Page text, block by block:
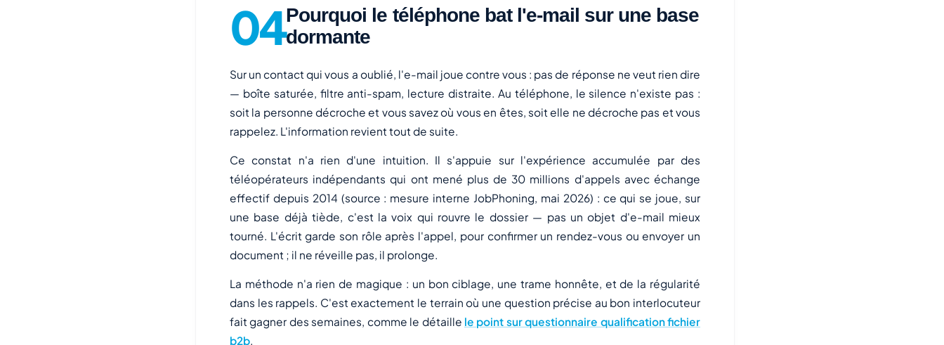
Pourquoi le téléphone bat l'e-mail sur une base
dormante
Sur un contact qui vous a oublié, l'e-mail joue contre vous : pas de réponse ne veut rien dire
— boîte saturée, filtre anti-spam, lecture distraite. Au téléphone, le silence n'existe pas :
soit la personne décroche et vous savez où vous en êtes, soit elle ne décroche pas et vous
rappelez. L'information revient tout de suite.
Ce constat n'a rien d'une intuition. Il s'appuie sur l'expérience accumulée par des
téléopérateurs indépendants qui ont mené plus de 30 millions d'appels avec échange
effectif depuis 2014 (source : mesure interne JobPhoning, mai 2026) : ce qui se joue, sur
une base déjà tiède, c'est la voix qui rouvre le dossier — pas un objet d'e-mail mieux
tourné. L'écrit garde son rôle après l'appel, pour confirmer un rendez-vous ou envoyer un
document ; il ne réveille pas, il prolonge.
La méthode n'a rien de magique : un bon ciblage, une trame honnête, et de la régularité
dans les rappels. C'est exactement le terrain où une question précise au bon interlocuteur
fait gagner des semaines, comme le détaille le point sur questionnaire qualification fichier
b2b